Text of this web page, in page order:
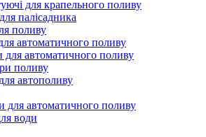
для крапельного поливу
палісадника
поливу
автоматичного поливу
автоматичного поливу
поливу
автополиву
для автоматичного поливу
води